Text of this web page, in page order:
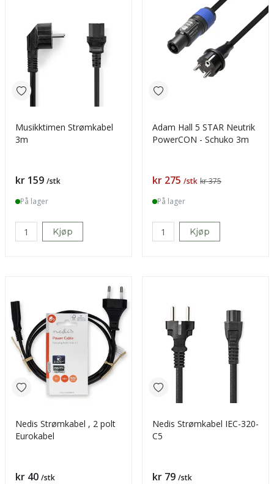
Musikktimen Strømkabel
3m
Pris
kr 159 /stk
På lager
Kjøp
Adam Hall 5 STAR Neutrik
PowerCON - Schuko 3m
Pris
kr 275 /stk kr 375
På lager
Kjøp
Nedis Strømkabel , 2 polt
Eurokabel
Pris
kr 40 /stk
Nedis Strømkabel IEC-320-
C5
Pris
kr 79 /stk